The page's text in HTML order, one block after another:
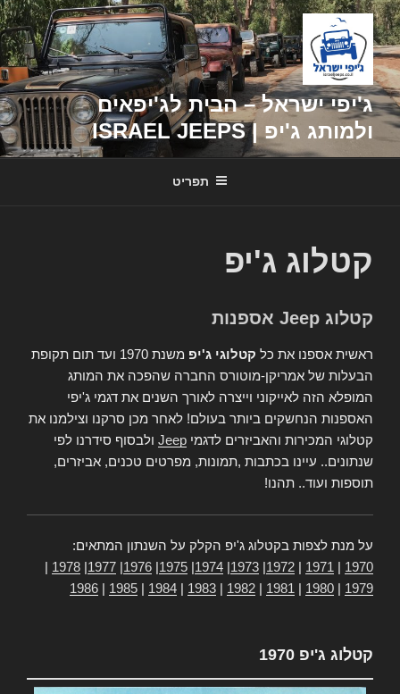
דילוג
לתוכן
ג'יפי ישראל – הבית לג'יפאים
ולמותג ג'יפ | ISRAEL JEEPS
תפריט
קטלוג ג'יפ
קטלוג Jeep אספנות
ראשית אספנו את כל קטלוגי ג'יפ
משנת 1970 ועד תום תקופת
הבעלות של אמריקן-מוטורס החברה שהפכה את המותג
המופלא הזה לאייקוני וייצרה לאורך השנים את דגמי ג'יפי
האספנות הנחשקים ביותר בעולם! לאחר מכן סרקנו וצילמנו את
קטלוגי המכירות והאביזרים לדגמי Jeep ולבסוף סידרנו לפי
שנתונים.. עיינו בכתבות ,תמונות, מפרטים טכנים, אביזרים,
תוספות ועוד.. תהנו!
על מנת לצפות בקטלוג ג'יפ הקלק על השנתון המתאים:
1970
1971
1972
1973
1974
1975
1976
1977
1978
1979
1980
1981
1982
1983
1984
1985
1986
קטלוג ג'יפ 1970